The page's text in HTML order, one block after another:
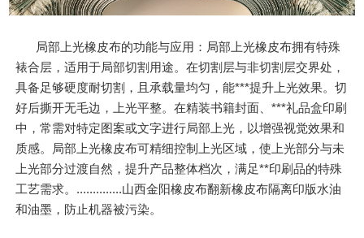
局部上光橡皮布的功能与应用：局部上光橡皮布拥有特殊
裱合层，适用于局部切割用途。在切割层与非切割层交界处，
具备足够硬度耐切割，且承载量均匀，能***提升上光效果。切
好后撕开无毛边，上光平整。在精装书籍封面、***礼品盒印刷
中，常需对特定图案或文字进行局部上光，以增强视觉效果和
质感。局部上光橡皮布可精细控制上光区域，使上光部分与未
上光部分过渡自然，提升产品整体档次，满足**印刷品的特殊
工艺需求。..............山西金阳橡皮布翻新橡皮布隔离印版水油
和油墨，防止机器被污染。